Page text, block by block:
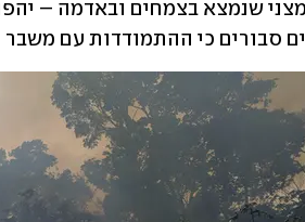
סבורים כי ההתמודדות עם